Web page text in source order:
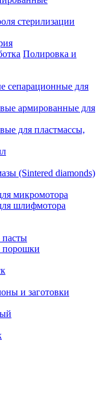
стерилизации
Полировка и
сепарационные для
армированные для
для пластмассы,
(Sintered diamonds)
микромотора
шлифмотора
порошки
и заготовки